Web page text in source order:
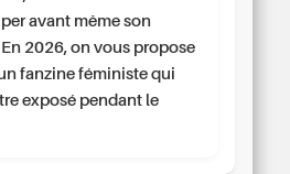
avant même son
2026, on vous propose
fanzine féministe qui
exposé pendant le